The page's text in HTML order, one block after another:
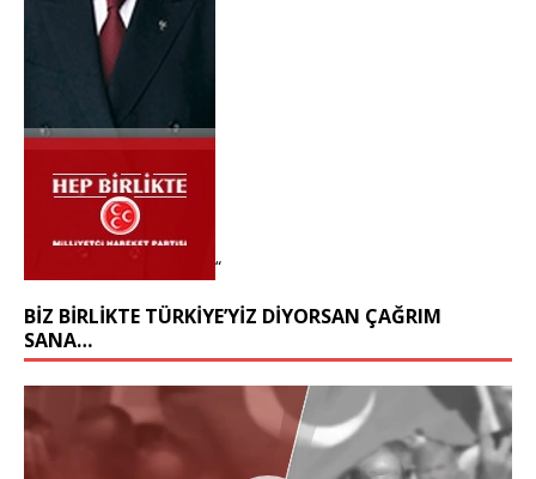
“
BIZ BIRLIKTE TÜRKIYE’YIZ DIYORSAN ÇAĞRIM
SANA…
oynatıcı